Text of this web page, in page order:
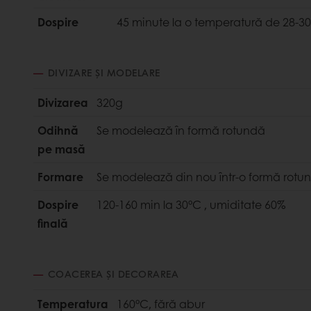
Dospire 45 minute la o temperatură de 28-
DIVIZARE ȘI MODELARE
Divizarea
320g
Odihnă
pe masă
Se modelează în formă rotundă
Formare
Se modelează din nou într-o formă
Dospire
finală
120-160 min la 30°C , umiditate 60%
COACEREA ȘI DECORAREA
Temperatura 160°C, fără abur